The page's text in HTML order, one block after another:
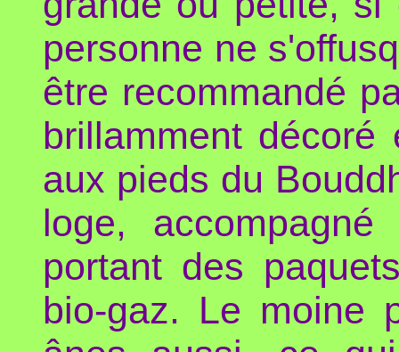
personne ne
être recommandé
brillamment
aux pieds du
loge,
portant des
bio-gaz. Le moine